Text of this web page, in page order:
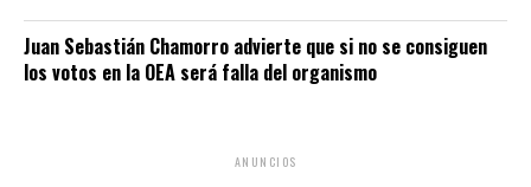
Juan Sebastián Chamorro advierte que si no se consiguen
los votos en la OEA será falla del organismo
ANUNCIOS